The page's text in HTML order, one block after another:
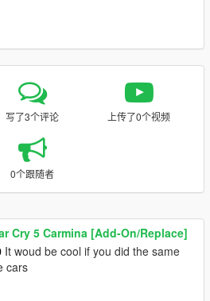
写了3个评论 上传了0个视频
0个跟随者
Cry 5 Carmina [Add-On/Replace]
It woud be cool if you did the same
cars